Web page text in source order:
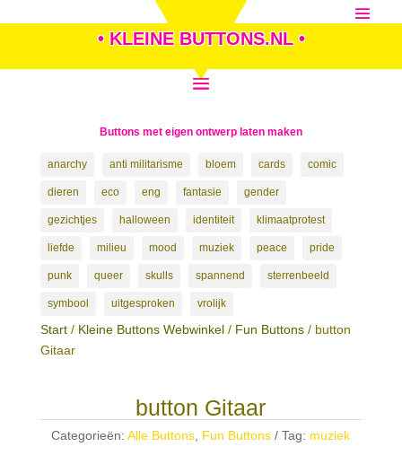
• KLEINE BUTTONS.NL •
Buttons met eigen ontwerp laten maken
anarchy anti militarisme bloem cards comic
dieren eco eng fantasie gender
gezichtjes halloween identiteit klimaatprotest
liefde milieu mood muziek peace pride
punk queer skulls spannend sterrenbeeld
symbool uitgesproken vrolijk
Start/ Kleine Buttons Webwinkel/ Fun Buttons/ button
Gitaar
button Gitaar
Categorieën:Alle Buttons Fun Buttons Tag: muziek